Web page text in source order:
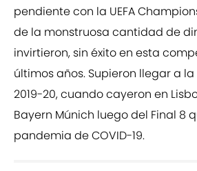
pendiente con la UEFA
de la monstruosa cantidad de
invirtieron, sin éxito en esta
últimos años. Supieron llegar a
2019-20, cuando cayeron en
Bayern Múnich luego del Final 8
pandemia de COVID-19.